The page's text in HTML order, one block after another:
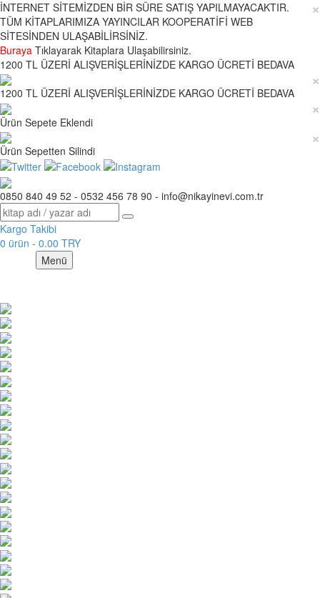
×
İNTERNET SİTEMİZDEN BİR SÜRE SATIŞ YAPILMAYACAKTIR.
TÜM KİTAPLARIMIZA YAYINCILAR KOOPERATİFİ WEB
SİTESİNDEN ULAŞABİLİRSİNİZ.
Buraya Tıklayarak Kitaplara Ulaşabilirsiniz.
1200 TL ÜZERİ ALIŞVERİŞLERİNİZDE KARGO ÜCRETİ BEDAVA
×
1200 TL ÜZERİ ALIŞVERİŞLERİNİZDE KARGO ÜCRETİ BEDAVA
×
Ürün Sepete Eklendi
×
Ürün Sepetten Silindi
0850 840 49 52 - 0532 456 78 90 - info@nikayinevi.com.tr
Kargo Takibi
0 ürün - 0.00 TRY
Menü